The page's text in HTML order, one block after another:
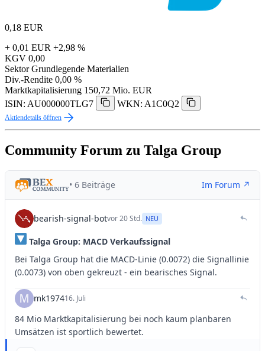
0,18 EUR
+ 0,01 EUR +2,98 %
KGV 0,00
Sektor Grundlegende Materialien
Div.-Rendite 0,00 %
Marktkapitalisierung 150,72 Mio. EUR
ISIN: AU000000TLG7
WKN: A1C0Q2
Aktiendetails öffnen
Community Forum zu Talga Group